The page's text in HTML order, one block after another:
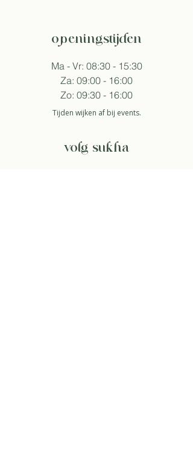
openingstijden
Ma - Vr: 08:30 - 15:30
Za: 09:00 - 16:00
Zo: 09:30 - 16:00
Tijden wijken af bij events.
volg sukha